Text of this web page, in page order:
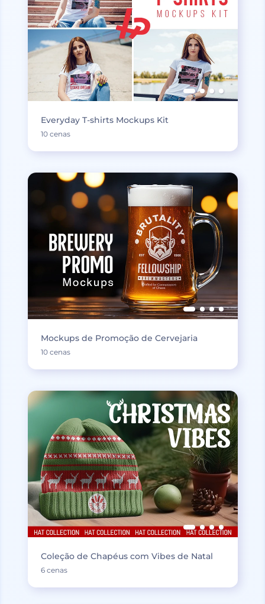
Everyday T-shirts Mockups Kit
10 cenas
Mockups de Promoção de Cervejaria
10 cenas
Coleção de Chapéus com Vibes de Natal
6 cenas